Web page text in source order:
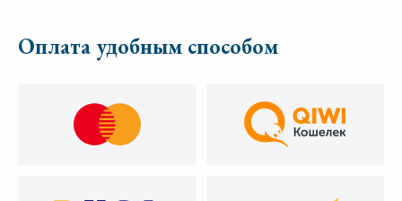
Оплата удобным способом